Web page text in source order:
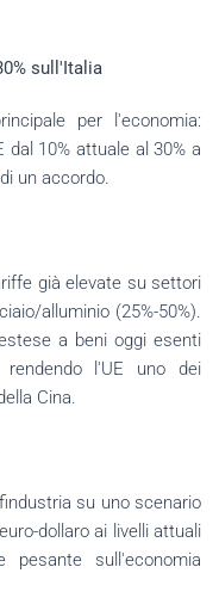
sull'Italia
per l'economia:
dal 10% attuale al 30% a
un accordo.
già elevate su settori
alluminio (25%-50%).
a beni oggi esenti
rendendo l'UE uno dei
Cina.
su uno scenario
dollaro ai livelli attuali
pesante sull'economia